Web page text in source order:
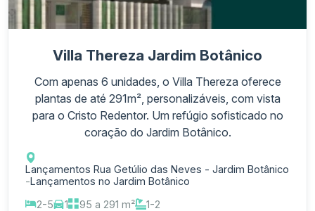
Villa Thereza Jardim Botânico
Com apenas 6 unidades, o Villa Thereza oferece
plantas de até 291m², personalizáveis, com vista
para o Cristo Redentor. Um refúgio sofisticado no
coração do Jardim Botânico.
Lançamentos Rua Getúlio das Neves - Jardim Botânico
-Lançamentos no Jardim Botânico
2-5
1 95 a 291 m² 1-2